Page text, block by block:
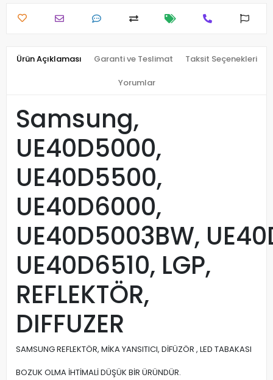
Ürün Açıklaması Garanti ve Teslimat Taksit Seçenekleri
Yorumlar
Samsung,
UE40D5000,
UE40D5500,
UE40D6000,
UE40D5003BW,
UE40D6510, LGP,
REFLEKTÖR,
DIFFUZER
SAMSUNG REFLEKTÖR, MİKA YANSITICI, DİFÜZÖR , LED TABAKASI
BOZUK OLMA İHTİMALİ DÜŞÜK BİR ÜRÜNDÜR.